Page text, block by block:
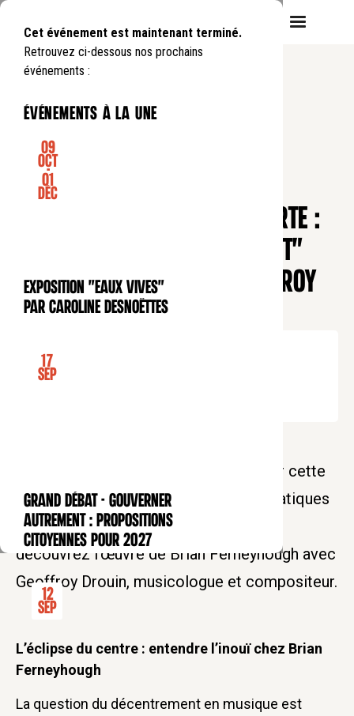
Cet événement est maintenant terminé.
Retrouvez ci-dessous nos prochains
événements :
événements à la une
EXPOSITION
09
Oct
-
01
Déc
Exposition "Eaux Vives"
par Caroline Desnoëttes
CONFÉRENCE
17
Sep
GRAND DÉBAT - Gouverner
autrement : propositions
citoyennes pour 2027
12
Sep
CONFÉRENCE
SÉANCE DE RECHERCHE OUVERTE :
"PRATIQUES DE DÉCENTREMENT"
PAR LA MUSIQUE AVEC GEOFFROY
DROUIN
Entrée gratuite
Réservation obligatoire
Bernardins vous ouvre ses portes pour cette
séance du séminaire de recherche "Pratiques
de décentrement". À cette occasion,
découvrez l'œuvre de Brian Ferneyhough avec
Geoffroy Drouin, musicologue et compositeur.
L’éclipse du centre : entendre l’inouï chez Brian
Ferneyhough
La question du décentrement en musique est